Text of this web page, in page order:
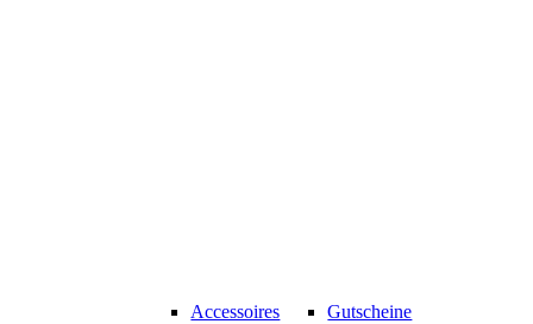
Accessoires Gutscheine